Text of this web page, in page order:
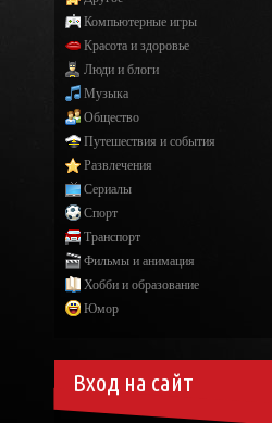
Компьютерные игры
Красота и здоровье
Люди и блоги
Музыка
Общество
Путешествия и события
Развлечения
Сериалы
Спорт
Транспорт
Фильмы и анимация
Хобби и образование
Юмор
Вход на сайт